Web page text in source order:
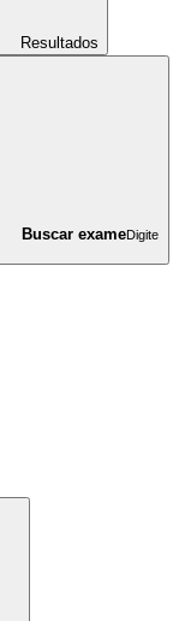
Resultados
Buscar exameDigite